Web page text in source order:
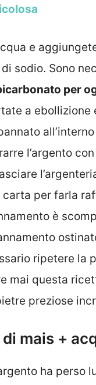
e
sodio. Sono
per
a ebollizione
l’argento
per farla
è
ripetere la
mai questa
preziose
mais +
ha perso